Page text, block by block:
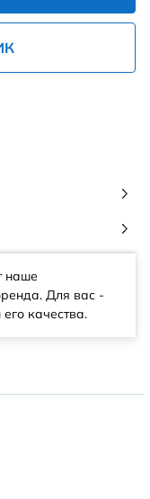
наше
Для вас -
качества.